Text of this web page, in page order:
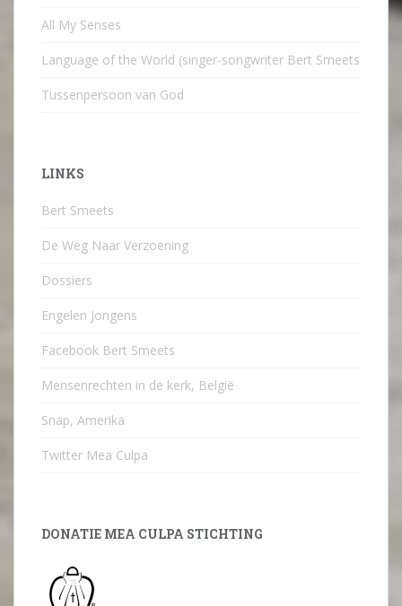
All My Senses
Language of the World (singer-songwriter Bert Smeets
Tussenpersoon van God
LINKS
Bert Smeets
De Weg Naar Verzoening
Dossiers
Engelen Jongens
Facebook Bert Smeets
Mensenrechten in de kerk, België
Snap, Amerika
Twitter Mea Culpa
DONATIE MEA CULPA STICHTING